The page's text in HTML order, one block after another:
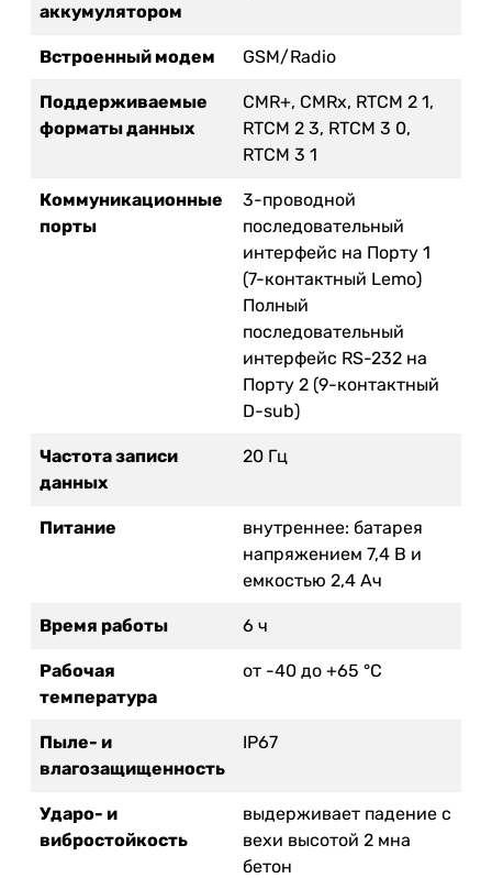
аккумулятором
Встроенный модем GSM/Radio
Поддерживаемые
форматы данных
CMR+, CMRx, RTCM 2 1,
RTCM 2 3, RTCM 3 0,
RTCM 3 1
Коммуникационные
порты
3-проводной
последовательный
интерфейс на Порту 1
(7-контактный Lemo)
Полный
последовательный
интерфейс RS-232 на
Порту 2 (9-контактный
D-sub)
Частота записи
данных
20 Гц
Питание
внутреннее: батарея
напряжением 7,4 В и
емкостью 2,4 Ач
Время работы 6 ч
Рабочая
температура
от -40 до +65 °C
Пыле- и
влагозащищенность
IP67
Ударо- и
вибростойкость
выдерживает падение с
вехи высотой 2 мна
бетон